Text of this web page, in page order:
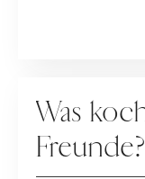
Was
Freunde?